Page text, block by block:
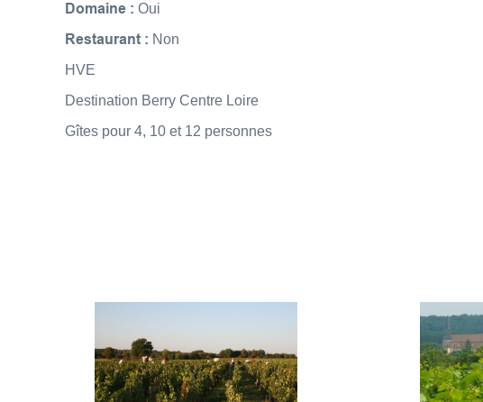
Domaine : Oui
Restaurant : Non
HVE
Destination Berry Centre Loire
Gîtes pour 4, 10 et 12 personnes